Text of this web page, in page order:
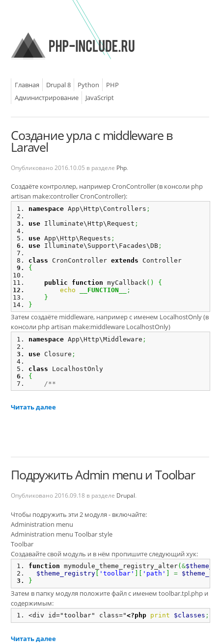
Главная Drupal 8 Python
PHP
Администрирование
JavaScript
Создание урла с middleware в
Laravel
Опубликовано 2016.10.05 в разделе Php.
Создаёте контроллер, например CronController (в консоли php
artisan make:controller CronController):
namespace App\Http\Controllers ;
use Illuminate\Http\Request ;
use App\Http\Requests ;
use Illuminate\Support\Facades\DB ;
class CronController extends Controller
{
public
function myCallback ( )
{
echo
__FUNCTION__
;
}
}
Затем создаёте middleware, например с именем LocalhostOnly (в
консоли php artisan make:middleware LocalhostOnly)
namespace App\Http\Middleware ;
use Closure ;
class LocalhostOnly
{
/**
Читать далее
Подружить Admin menu и Toolbar
Опубликовано2016.09.18 в разделе Drupal.
Чтобы подружить эти 2 модуля - включайте:
Administration menu
Administration menu Toolbar style
Toolbar
Создавайте свой модуль и в нём пропишите следующий хук:
function mymodule_theme_registry_alter(&
$theme_registry
'toolbar' 'path' =
}
Затем в папку модуля положите файл с именем toolbar.tpl.php и
содержимым:
<div id="toolbar" class="<?php print $classes ;
Читать далее